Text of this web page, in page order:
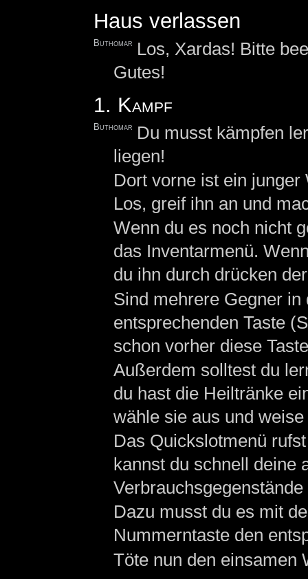
Haus verlassen
Buthomar
Los, Xardas! Bitte
Gutes!
1. Kampf
Buthomar
Du musst kämpfen
liegen!
Dort vorne ist ein
Los, greif ihn an und
Wenn du es noch nicht
das Inventarmenü.
du ihn durch drücken
Sind mehrere Gegner
entsprechenden Taste
schon vorher diese
Außerdem solltest du
du hast die Heiltränke
wähle sie aus und
Das Quickslotmenü
kannst du schnell deine
Dazu musst du es mit
Nummerntaste den
Töte nun den einsamen